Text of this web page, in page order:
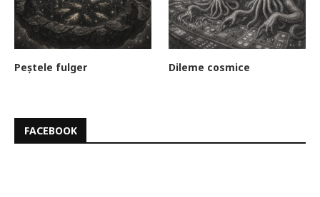
Peștele fulger Dileme cosmice
FACEBOOK